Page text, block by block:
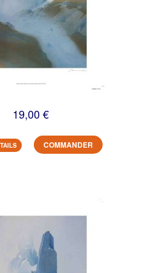
19,00 €
COMMANDER